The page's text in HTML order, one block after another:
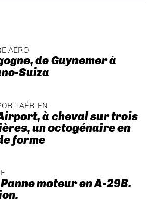
AÉRO
de Guynemer à
Suiza
AÉRIEN
à cheval sur trois
un octogénaire en
forme
Panne moteur en A-29B.